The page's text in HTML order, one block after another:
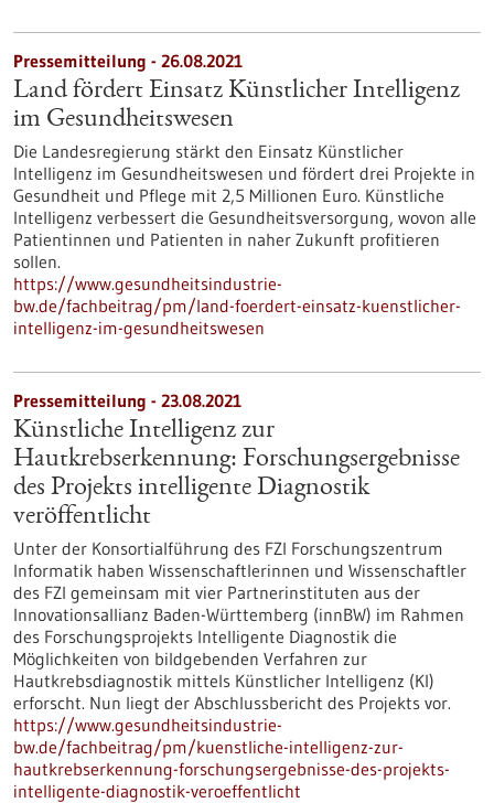
Pressemitteilung - 26.08.2021
Land fördert Einsatz Künstlicher Intelligenz
im Gesundheitswesen
Die Landesregierung stärkt den Einsatz Künstlicher
Intelligenz im Gesundheitswesen und fördert drei Projekte in
Gesundheit und Pflege mit 2,5 Millionen Euro. Künstliche
Intelligenz verbessert die Gesundheitsversorgung, wovon alle
Patientinnen und Patienten in naher Zukunft profitieren
sollen.
https://www.gesundheitsindustrie-
bw.de/fachbeitrag/pm/land-foerdert-einsatz-kuenstlicher-
intelligenz-im-gesundheitswesen
Pressemitteilung - 23.08.2021
Künstliche Intelligenz zur
Hautkrebserkennung: Forschungsergebnisse
des Projekts intelligente Diagnostik
veröffentlicht
Unter der Konsortialführung des FZI Forschungszentrum
Informatik haben Wissenschaftlerinnen und Wissenschaftler
des FZI gemeinsam mit vier Partnerinstituten aus der
Innovationsallianz Baden-Württemberg (innBW) im Rahmen
des Forschungsprojekts Intelligente Diagnostik die
Möglichkeiten von bildgebenden Verfahren zur
Hautkrebsdiagnostik mittels Künstlicher Intelligenz (KI)
erforscht. Nun liegt der Abschlussbericht des Projekts vor.
https://www.gesundheitsindustrie-
bw.de/fachbeitrag/pm/kuenstliche-intelligenz-zur-
hautkrebserkennung-forschungsergebnisse-des-projekts-
intelligente-diagnostik-veroeffentlicht